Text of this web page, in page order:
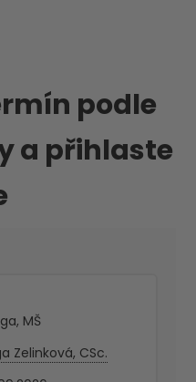
podle
a přihlaste
, MŠ
Zelinková, CSc.